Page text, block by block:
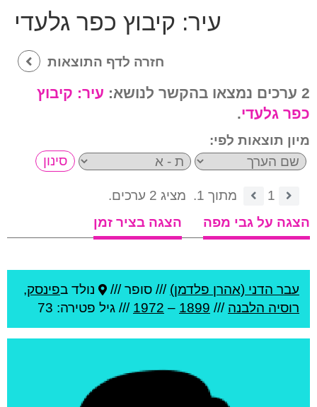
עיר: קיבוץ כפר גלעדי
חזרה לדף התוצאות
2 ערכים נמצאו בהקשר לנושא: עיר: קיבוץ
כפר גלעדי.
מיון תוצאות לפי:
1 מתוך 1.
מציג 2 ערכים.
הצגה על גבי מפה
הצגה בציר זמן
עבר הדני (אהרן פלדמן) /// סופר /// נולד בפינסק,
רוסיה הלבנה ///
1899
–
1972 /// גיל פטירה: 73